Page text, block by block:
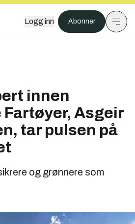
Logg inn Abonner
innen
Asgeir
tar pulsen på
og grønnere som